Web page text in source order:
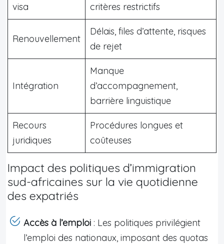
visa
critères restrictifs
Renouvellement
Délais, files d’attente, risques
de rejet
Intégration
Manque
d’accompagnement,
barrière linguistique
Recours
juridiques
Procédures longues et
coûteuses
Impact des politiques d’immigration
sud-africaines sur la vie quotidienne
des expatriés
Accès à l’emploi : Les politiques privilégient
l’emploi des nationaux, imposant des quotas